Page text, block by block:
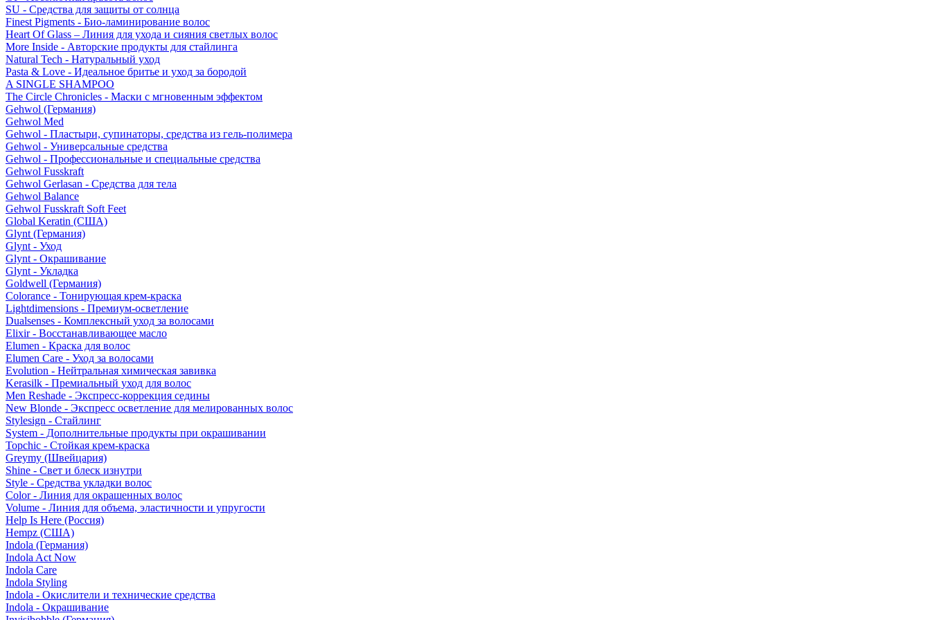
SU - Средства для защиты от солнца
Finest Pigments - Био-ламинирование волос
Heart Of Glass – Линия для ухода и сияния светлых волос
More Inside - Авторские продукты для стайлинга
Natural Tech - Натуральный уход
Pasta & Love - Идеальное бритье и уход за бородой
A SINGLE SHAMPOO
The Circle Chronicles - Маски с мгновенным эффектом
Gehwol (Германия)
Gehwol Med
Gehwol - Пластыри, супинаторы, средства из гель-полимера
Gehwol - Универсальные средства
Gehwol - Профессиональные и специальные средства
Gehwol Fusskraft
Gehwol Gerlasan - Средства для тела
Gehwol Balance
Gehwol Fusskraft Soft Feet
Global Keratin (США)
Glynt (Германия)
Glynt - Уход
Glynt - Окрашивание
Glynt - Укладка
Goldwell (Германия)
Colorance - Тонирующая крем-краска
Lightdimensions - Премиум-осветление
Dualsenses - Комплексный уход за волосами
Elixir - Восстанавливающее масло
Elumen - Краска для волос
Elumen Care - Уход за волосами
Evolution - Нейтральная химическая завивка
Kerasilk - Премиальный уход для волос
Men Reshade - Экспресс-коррекция седины
New Blonde - Экспресс осветление для мелированных волос
Stylesign - Стайлинг
System - Дополнительные продукты при окрашивании
Topchic - Стойкая крем-краска
Greymy (Швейцария)
Shine - Свет и блеск изнутри
Style - Средства укладки волос
Color - Линия для окрашенных волос
Volume - Линия для объема, эластичности и упругости
Help Is Here (Россия)
Hempz (США)
Indola (Германия)
Indola Act Now
Indola Care
Indola Styling
Indola - Окислители и технические средства
Indola - Окрашивание